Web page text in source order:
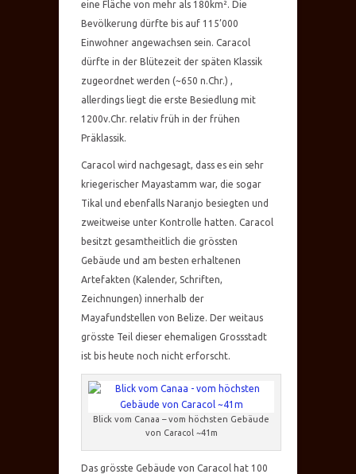
eine Fläche von mehr als 180km². Die
Bevölkerung dürfte bis auf 115’000
Einwohner angewachsen sein. Caracol
dürfte in der Blütezeit der späten Klassik
zugeordnet werden (~650 n.Chr.) ,
allerdings liegt die erste Besiedlung mit
1200v.Chr. relativ früh in der frühen
Präklassik.
Caracol wird nachgesagt, dass es ein sehr
kriegerischer Mayastamm war, die sogar
Tikal und ebenfalls Naranjo besiegten und
zweitweise unter Kontrolle hatten. Caracol
besitzt gesamtheitlich die grössten
Gebäude und am besten erhaltenen
Artefakten (Kalender, Schriften,
Zeichnungen) innerhalb der
Mayafundstellen von Belize. Der weitaus
grösste Teil dieser ehemaligen Grossstadt
ist bis heute noch nicht erforscht.
Blick vom Canaa – vom höchsten Gebäude
von Caracol ~41m
Das grösste Gebäude von Caracol hat 100